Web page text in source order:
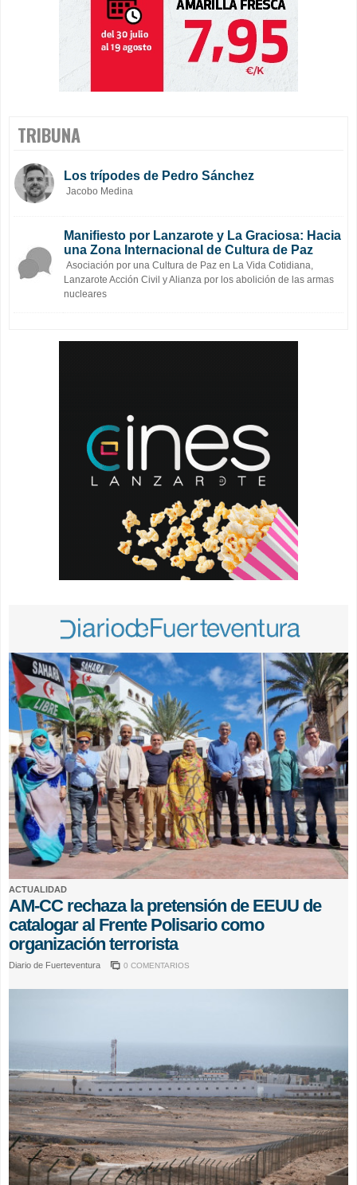
TRIBUNA
Los trípodes de Pedro Sánchez
Jacobo Medina
Manifiesto por Lanzarote y La Graciosa: Hacia
una Zona Internacional de Cultura de Paz
Asociación por una Cultura de Paz en La Vida Cotidiana,
Lanzarote Acción Civil y Alianza por los abolición de las armas
nucleares
ACTUALIDAD
AM-CC rechaza la pretensión de EEUU de
catalogar al Frente Polisario como
organización terrorista
Diario de Fuerteventura 0 COMENTARIOS